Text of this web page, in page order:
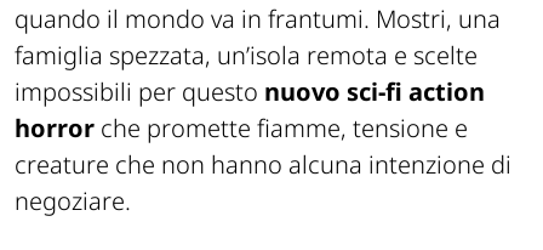
quando il mondo va in frantumi. Mostri, una
famiglia spezzata, un’isola remota e scelte
impossibili per questo nuovo sci-fi action
horror che promette fiamme, tensione e
creature che non hanno alcuna intenzione di
negoziare.